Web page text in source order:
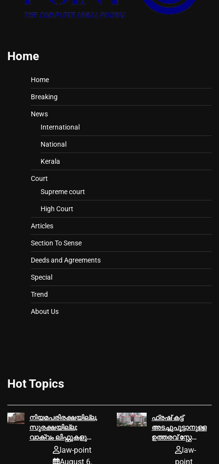
Home
Home
Breaking
News
International
National
Kerala
Court
Supreme court
High Court
Articles
Section To Sense
Deeds and Agreements
Special
Trend
About Us
Hot Topics
നിയമപരിരക്ഷയില്ല,
സുരക്ഷയില്ല;
വാക്വം ലിഫ്റ്റുകളുടെ
പ്രവർത്തനം
തടയണമെന്ന്
law-point
August 6,
ഫ്രഷ് കട്ട്
അടച്ചുപൂട്ടാനുള്ള
ഉത്തരവ് സ്റ്റേ
ഹൈക്കോടതി
law-
point